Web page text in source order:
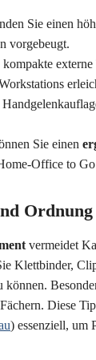
Sie einen
vorgebeugt.
kompakte
Sie einen
Office to
Ordnung
vermeidet
Klettbinder,
können.
Diese
) essenziell, um